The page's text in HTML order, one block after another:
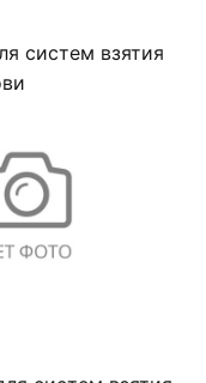
систем взятия